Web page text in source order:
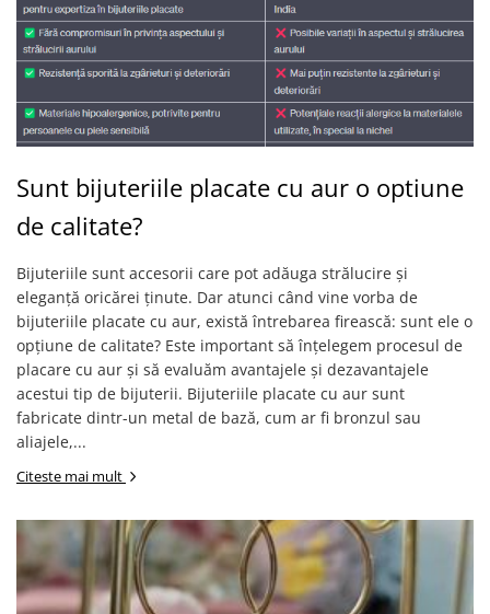
Sunt bijuteriile placate cu aur o optiune
de calitate?
Bijuteriile sunt accesorii care pot adăuga strălucire și
eleganță oricărei ținute. Dar atunci când vine vorba de
bijuteriile placate cu aur, există întrebarea firească: sunt ele o
opțiune de calitate? Este important să înțelegem procesul de
placare cu aur și să evaluăm avantajele și dezavantajele
acestui tip de bijuterii. Bijuteriile placate cu aur sunt
fabricate dintr-un metal de bază, cum ar fi bronzul sau
aliajele,...
Citeste mai mult